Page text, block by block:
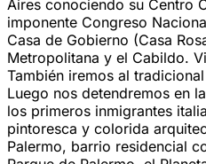
Aires conociendo su Centro
imponente Congreso
Casa de Gobierno (Casa
Metropolitana y el Cabildo.
También iremos al
Luego nos detendremos en
los primeros inmigrantes
pintoresca y colorida
Palermo, barrio residencial